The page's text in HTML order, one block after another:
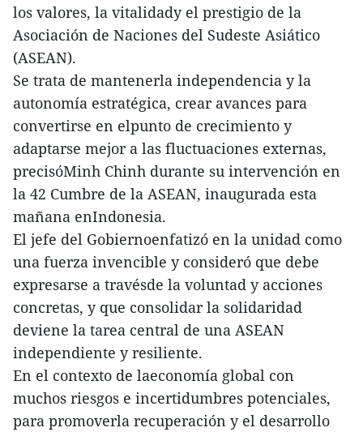
los valores, la vitalidady el prestigio de la
Asociación de Naciones del Sudeste Asiático
(ASEAN).
Se trata de mantenerla independencia y la
autonomía estratégica, crear avances para
convertirse en elpunto de crecimiento y
adaptarse mejor a las fluctuaciones externas,
precisóMinh Chinh durante su intervención en
la 42 Cumbre de la ASEAN, inaugurada esta
mañana enIndonesia.
El jefe del Gobiernoenfatizó en la unidad como
una fuerza invencible y consideró que debe
expresarse a travésde la voluntad y acciones
concretas, y que consolidar la solidaridad
deviene la tarea central de una ASEAN
independiente y resiliente.
En el contexto de laeconomía global con
muchos riesgos e incertidumbres potenciales,
para promoverla recuperación y el desarrollo